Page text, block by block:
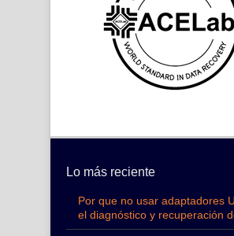
Lo más reciente
Por que no usar adaptadores
el diagnóstico y recuperación